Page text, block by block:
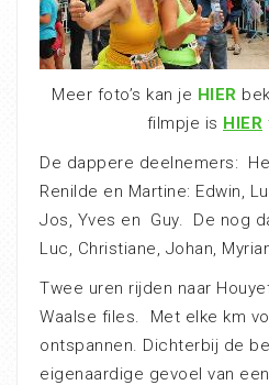
Meer foto’s kan je HIER
filmpje is HIER
De dappere deelnemers:
Renilde en Martine: Edwin,
Jos, Yves en Guy. De nog
Luc, Christiane, Johan,
Twee uren rijden naar
Waalse files. Met elke km
ontspannen. Dichterbij de
eigenaardige gevoel van